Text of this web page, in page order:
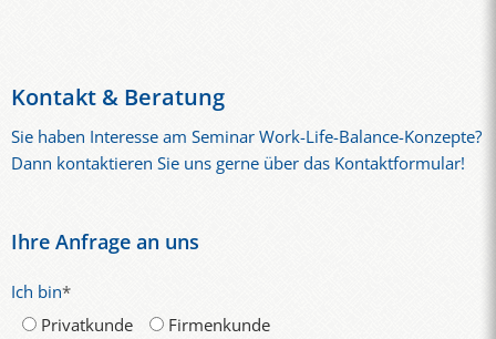
Anforderungen des Unternehmens. So entstehen sofort
anwendbare Interviewmethoden für den Arbeitsalltag.
Kontakt & Beratung
Sie haben Interesse am Seminar Work-Life-Balance-Konzepte?
Dann kontaktieren Sie uns gerne über das Kontaktformular!
Ihre Anfrage an uns
Ich bin*
Privatkunde
Firmenkunde